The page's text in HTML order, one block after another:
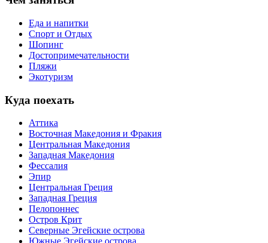
Еда и напитки
Спорт и Отдых
Шопинг
Достопримечательности
Пляжи
Экотуризм
Куда поехать
Аттика
Восточная Македония и Фракия
Центральная Македония
Западная Македония
Фессалия
Эпир
Центральная Греция
Западная Греция
Пелопоннес
Остров Крит
Северные Эгейские острова